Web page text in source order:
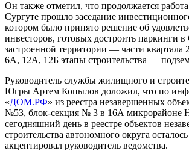
Он также отметил, что продолжается
Сургуте прошло заседание
котором было принято решение об
инвесторов, готовых достроить паркинги в
застроенной территории — части квартала
6А, 12А, 12Б этапы строительства —
Руководитель службы жилищного и
Югры Артем Копылов доложил, что по
«ДОМ.РФ» из реестра незавершенных
№53, блок-секция № 3 в 16А микрорайоне
сегодняшний день в реестре объектов
строительства автономного округа
акцентировал руководитель ведомства.